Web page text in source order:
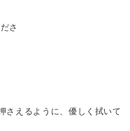
さ
》
さえるように、優しく拭いて